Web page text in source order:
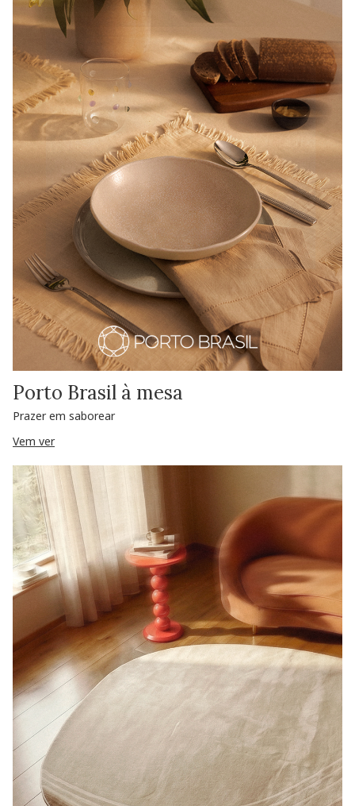
Porto Brasil à mesa
Prazer em saborear
Vem ver